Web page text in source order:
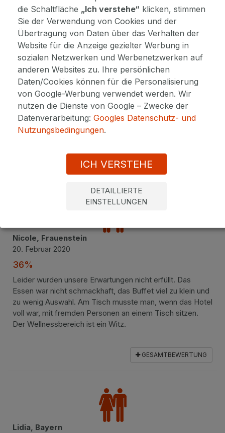
GESAMTBEWERTUNG
Matsvei, Goldbach
31. Mai 2023
68%
Gutes Relax-Aufenthalt. Wir haben jedoch erwartet, dass
nicht alle Anwendungen für einen Tag terminert sind.
GESAMTBEWERTUNG
Nicole, Frauenstein
20. Februar 2020
36%
Leider wurden unsere Erwartungen nicht erfüllt. Das
Essen war nicht schmackhaft, das Buffet viel zu klein und
zu wenig Auswahl. Am Tisch musste man, wenn das Hotel
voll war, mit fremden Personen an einem Tisch sitzen.
Der Wellnessbereich ist ein Witz.
GESAMTBEWERTUNG
Lidia, Bayern
die Schaltfläche „Ich verstehe“ klicken, stimmen
Sie der Verwendung von Cookies und der
Übertragung von Daten über das Verhalten der
Website für die Anzeige gezielter Werbung in
sozialen Netzwerken und Werbenetzwerken auf
anderen Websites zu. Ihre persönlichen
Daten/Cookies können für die Personalisierung
von Google-Werbung verwendet werden. Wir
nutzen die Dienste von Google – Zwecke der
Datenverarbeitung: Googles Datenschutz- und
Nutzungsbedingungen.
DETAILLIERTE
EINSTELLUNGEN
ICH VERSTEHE